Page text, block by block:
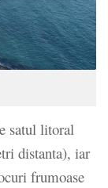
satul litoral
distanta), iar
frumoase